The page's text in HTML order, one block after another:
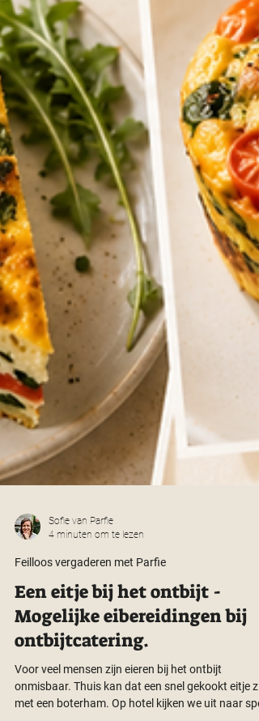
Sofie van Parfie
Feilloos vergaderen met Parfie
Een eitje bij het ontbijt -
Mogelijke eibereidingen bij
ontbijtcatering.
Voor veel mensen zijn eieren bij het ontbijt